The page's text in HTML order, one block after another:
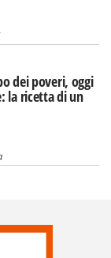
dei poveri, oggi
la ricetta di un